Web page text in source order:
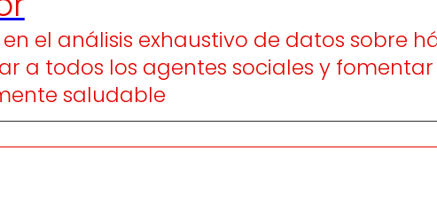
el análisis exhaustivo de datos sobre
a todos los agentes sociales y
saludable